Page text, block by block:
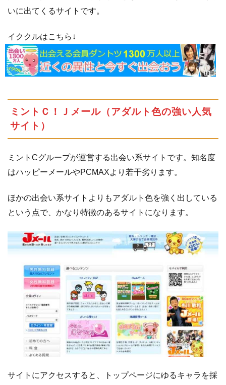
いに出てくるサイトです。
イククルはこちら↓
ミントＣ！Ｊメール（アダルト色の強い人気
サイト）
ミントCグループが運営する出会い系サイトです。知名度
はハッピーメールやPCMAXより若干劣ります。
ほかの出会い系サイトよりもアダルト色を強く出している
という点で、かなり特徴のあるサイトになります。
サイトにアクセスすると、トップページにゆるキャラを採